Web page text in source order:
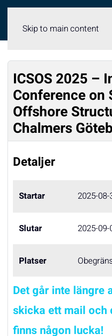
Skip to main content
ICSOS 2025 –
Conference on
Offshore
Chalmers
Detaljer
Startar 2025-08-
Slutar 2025-09-
Platser
Det går inte längre
skicka ett mail och
finns någon lucka!